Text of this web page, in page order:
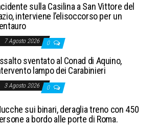
sulla Casilina a San Vittore del
interviene l’elisoccorso per un
7 Agosto 2026 0
sventato al Conad di Aquino,
lampo dei Carabinieri
3 Agosto 2026 0
sui binari, deraglia treno con 450
a bordo alle porte di Roma.